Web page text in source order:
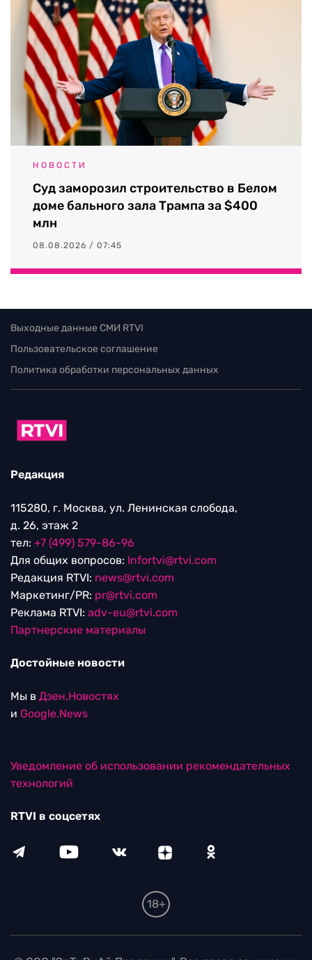
НОВОСТИ
Суд заморозил строительство в Белом
доме бального зала Трампа за $400
млн
08.08.2026 / 07:45
Выходные данные СМИ RTVI
Пользовательское соглашение
Политика обработки персональных данных
Редакция
115280, г. Москва, ул. Ленинская слобода,
д. 26, этаж 2
тел: +7 (499) 579-86-96
Для общих вопросов: Infortvi@rtvi.com
Редакция RTVI: news@rtvi.com
Маркетинг/PR: pr@rtvi.com
Реклама RTVI: adv-eu@rtvi.com
Партнерские материалы
Достойные новости
Мы в Дзен.Новостях
и Google.News
Уведомление об использовании рекомендательных
технологий
RTVI в соцсетях
18+